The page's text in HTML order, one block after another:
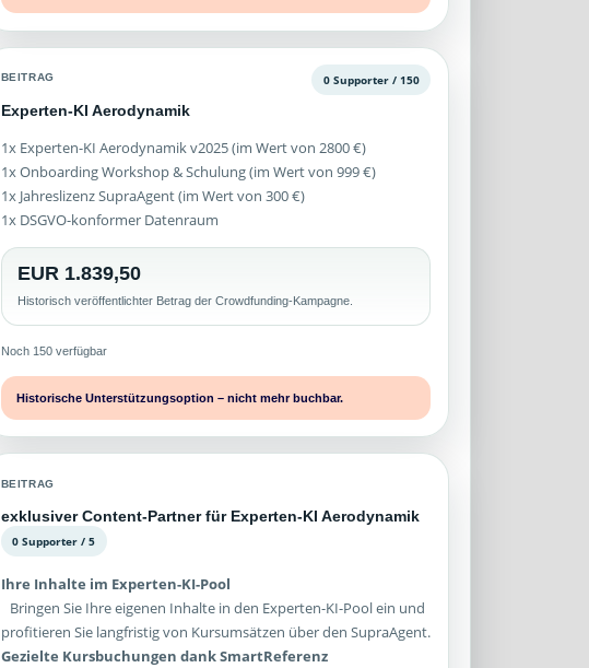
BEITRAG
Experten-KI Aerodynamik
0 Supporter / 150
1x Experten-KI Aerodynamik v2025 (im Wert von 2800 €)
1x Onboarding Workshop & Schulung (im Wert von 999 €)
1x Jahreslizenz SupraAgent (im Wert von 300 €)
1x DSGVO-konformer Datenraum
EUR 1.839,50
Historisch veröffentlichter Betrag der Crowdfunding-Kampagne.
Noch 150 verfügbar
Historische Unterstützungsoption – nicht mehr buchbar.
BEITRAG
exklusiver Content-Partner für Experten-KI Aerodynamik
0 Supporter / 5
Ihre Inhalte im Experten-KI-Pool
Bringen Sie Ihre eigenen Inhalte in den Experten-KI-Pool ein und
profitieren Sie langfristig von Kursumsätzen über den SupraAgent.
Gezielte Kursbuchungen dank SmartReferenz